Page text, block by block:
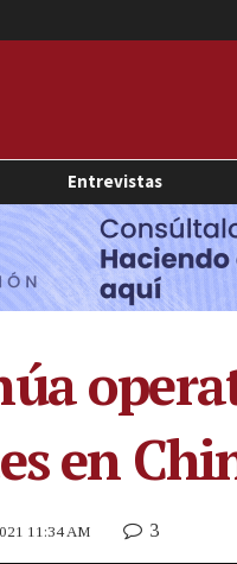
Entrevistas
en
11:34 AM 3